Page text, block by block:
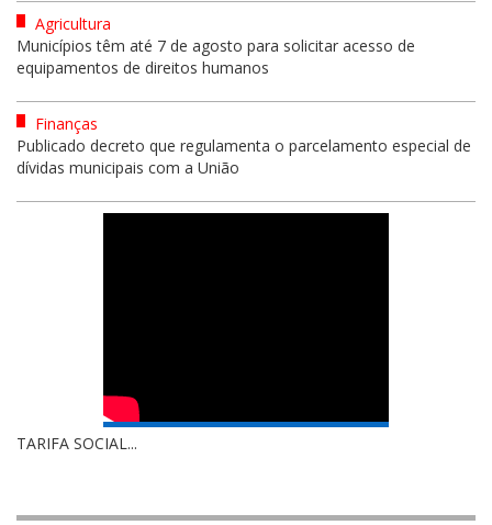
Agricultura
Municípios têm até 7 de agosto para solicitar acesso de
equipamentos de direitos humanos
Finanças
Publicado decreto que regulamenta o parcelamento especial de
dívidas municipais com a União
TARIFA SOCIAL...